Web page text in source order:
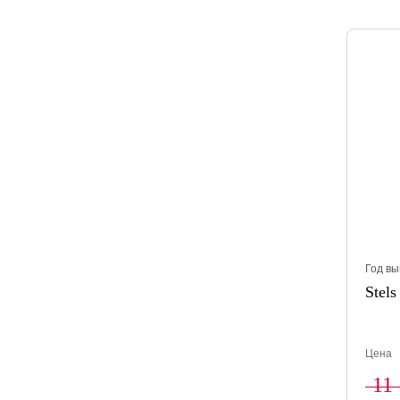
Год
Цена
11